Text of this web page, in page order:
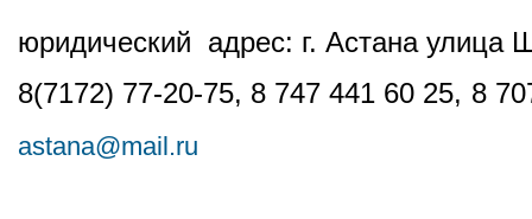
юридический адрес: г. Астана
8(7172) 77-20-75, 8 747 441 60 25, 8
astana@mail.ru